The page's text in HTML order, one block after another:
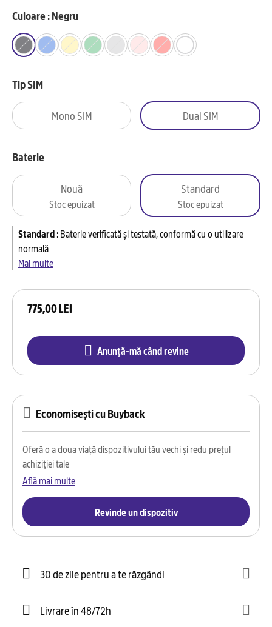
775,00 LEI
Anunță-mă când revine
Culoare : Negru
Tip SIM
Mono SIM Dual SIM
Baterie
Nouă
Stoc epuizat
Standard
Stoc epuizat
Standard:Baterie verificată și testată, conformă cu o utilizare
normală
Mai multe
Economisești cu Buyback
Oferă o a doua viață dispozitivului tău vechi și redu prețul
achiziției tale
Află mai multe
Revinde un dispozitiv
30 de zile pentru a te răzgândi
Livrare în 48/72h